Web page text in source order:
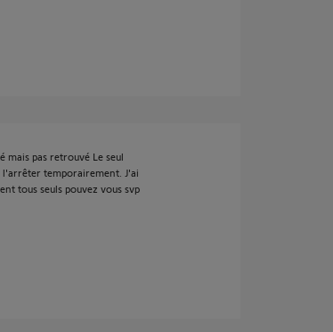
mais pas retrouvé Le seul
l'arrêter temporairement. J'ai
tous seuls pouvez vous svp